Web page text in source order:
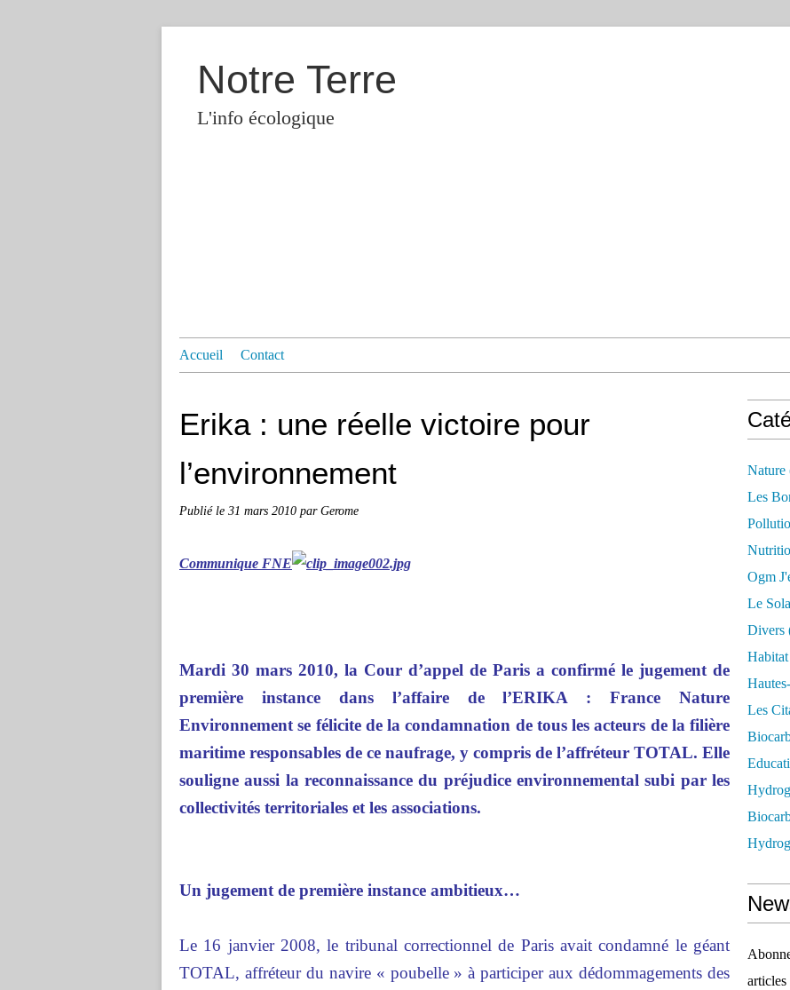
Notre Terre
L'info écologique
Accueil Contact
Erika : une réelle victoire pour
l’environnement
Publié le 31 mars 2010 par Gerome
Communique FNE
Mardi 30 mars 2010, la Cour d’appel de Paris a confirmé le jugement de
première instance dans l’affaire de l’ERIKA : France Nature
Environnement se félicite de la condamnation de tous les acteurs de la filière
maritime responsables de ce naufrage, y compris de l’affréteur TOTAL. Elle
souligne aussi la reconnaissance du préjudice environnemental subi par les
collectivités territoriales et les associations.
Un jugement de première instance ambitieux…
Le 16 janvier 2008, le tribunal correctionnel de Paris avait condamné le géant
TOTAL, affréteur du navire « poubelle » à participer aux dédommagements des
Nature
Les
Ogm
Le
Divers
Habitat
Les
articles